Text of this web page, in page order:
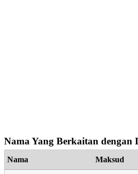
Nama Yang Berkaitan dengan
Nama Maksud